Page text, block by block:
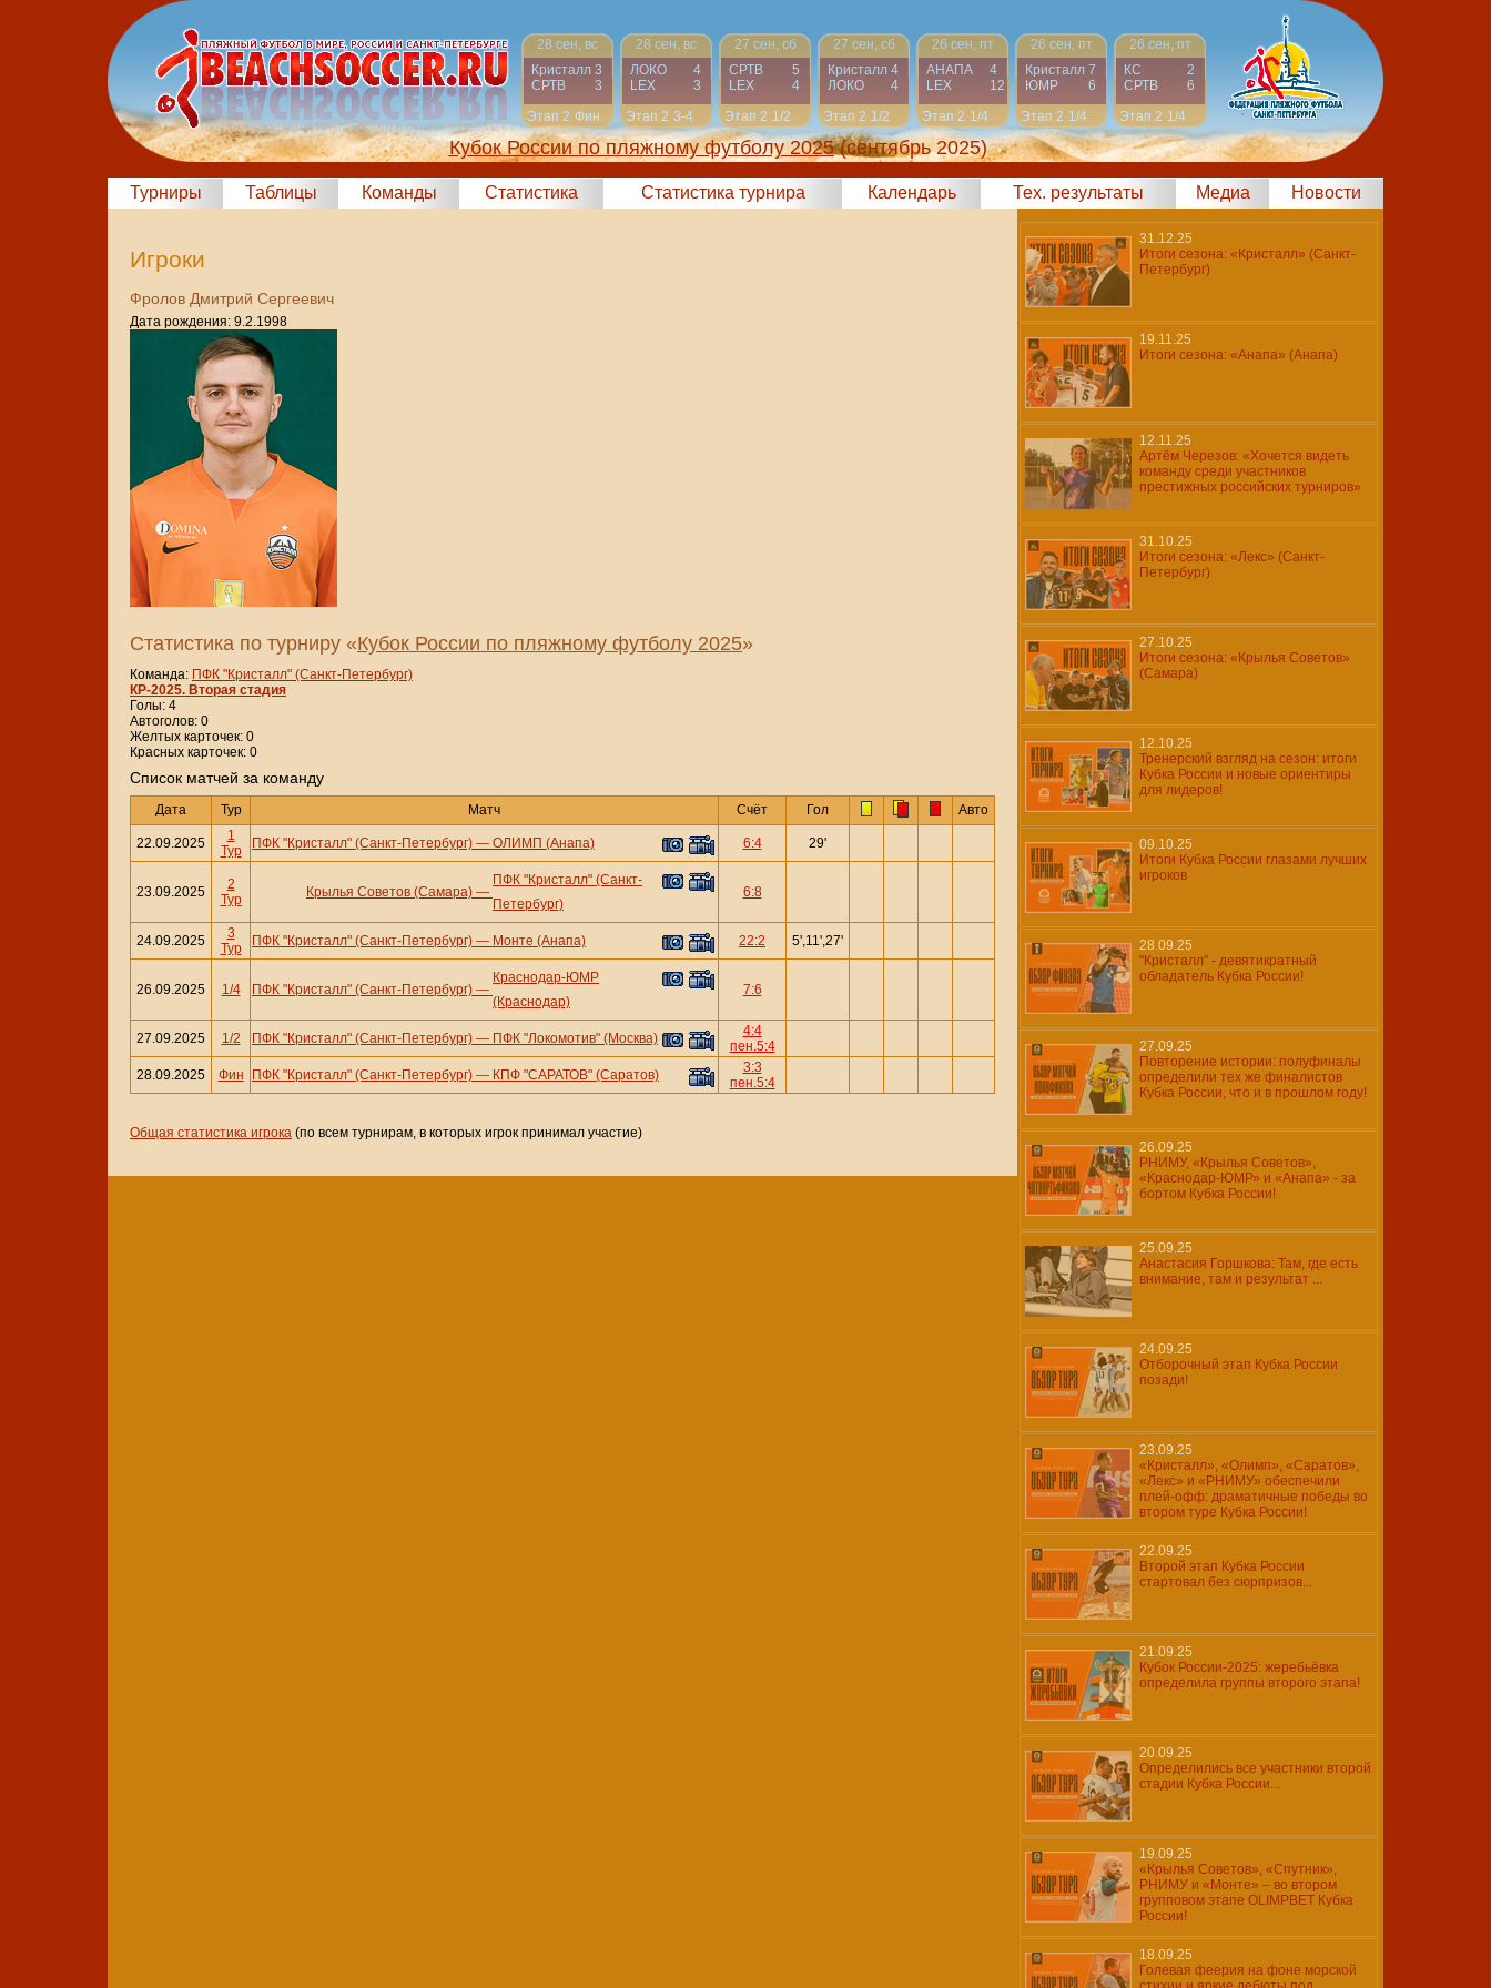
28 сен, вс
Кристалл 3
СРТВ
3
Этап 2 Фин
28 сен, вс
ЛОКО
4
LEX
3
Этап 2 3-4
27 сен, сб
СРТВ
5
LEX
4
Этап 2 1/2
27 сен, сб
Кристалл 4
ЛОКО
4
Этап 2 1/2
26 сен, пт
АНАПА
4
LEX
12
Этап 2 1/4
26 сен, пт
Кристалл 7
ЮМР
6
Этап 2 1/4
26 сен, пт
КС
2
СРТВ
6
Этап 2 1/4
Кубок России по пляжному футболу 2025 (сентябрь 2025)
Турниры Таблицы Команды Статистика Статистика турнира Календарь Тех. результаты Медиа Новости
Игроки
Фролов Дмитрий Сергеевич
Дата рождения: 9.2.1998
Статистика по турниру «Кубок России по пляжному футболу 2025»
Команда: ПФК "Кристалл" (Санкт-Петербург)
КР-2025. Вторая стадия
Голы: 4
Автоголов: 0
Желтых карточек: 0
Красных карточек: 0
Cписок матчей за команду
Дата Тур Матч Счёт Гол Авто
22.09.2025
1
Тур
ПФК "Кристалл" (Санкт-Петербург) — ОЛИМП (Анапа) 6:4 29'
23.09.2025
2
Тур
Крылья Советов (Самара) —
ПФК "Кристалл" (Санкт-
Петербург)
6:8
24.09.2025
3
Тур
ПФК "Кристалл" (Санкт-Петербург) — Монте (Анапа) 22:2 5',11',27'
26.09.2025 1/4 ПФК "Кристалл" (Санкт-Петербург) —
Краснодар-ЮМР
(Краснодар)
7:6
27.09.2025 1/2 ПФК "Кристалл" (Санкт-Петербург) — ПФК "Локомотив" (Москва)
4:4
пен.5:4
28.09.2025
Фин ПФК "Кристалл" (Санкт-Петербург) — КПФ "САРАТОВ" (Саратов)
3:3
пен.5:4
Общая статистика игрока (по всем турнирам, в которых игрок принимал участие)
31.12.25
Итоги сезона: «Кристалл» (Санкт-
Петербург)
19.11.25
Итоги сезона: «Анапа» (Анапа)
12.11.25
Артём Черезов: «Хочется видеть
команду среди участников
престижных российских турниров»
31.10.25
Итоги сезона: «Лекс» (Санкт-
Петербург)
27.10.25
Итоги сезона: «Крылья Советов»
(Самара)
12.10.25
Тренерский взгляд на сезон: итоги
Кубка России и новые ориентиры
для лидеров!
09.10.25
Итоги Кубка России глазами лучших
игроков
28.09.25
"Кристалл" - девятикратный
обладатель Кубка России!
27.09.25
Повторение истории: полуфиналы
определили тех же финалистов
Кубка России, что и в прошлом году!
26.09.25
РНИМУ, «Крылья Советов»,
«Краснодар-ЮМР» и «Анапа» - за
бортом Кубка России!
25.09.25
Анастасия Горшкова: Там, где есть
внимание, там и результат ...
24.09.25
Отборочный этап Кубка России
позади!
23.09.25
«Кристалл», «Олимп», «Саратов»,
«Лекс» и «РНИМУ» обеспечили
плей-офф: драматичные победы во
втором туре Кубка России!
22.09.25
Второй этап Кубка России
стартовал без сюрпризов...
21.09.25
Кубок России-2025: жеребьёвка
определила группы второго этапа!
20.09.25
Определились все участники второй
стадии Кубка России...
19.09.25
«Крылья Советов», «Спутник»,
РНИМУ и «Монте» – во втором
групповом этапе OLIMPBET Кубка
России!
18.09.25
Голевая феерия на фоне морской